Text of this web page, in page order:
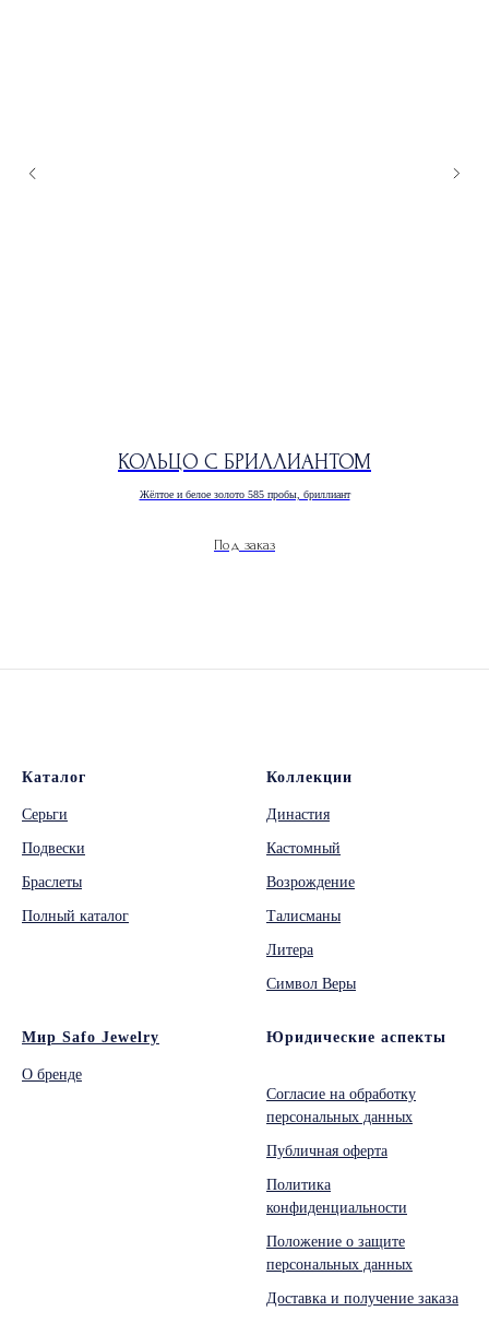
КОЛЬЦО С БРИЛЛИАНТОМ
Жёлтое и белое золото 585 пробы, бриллиант
Каталог
Серьги
Подвески
Браслеты
Полный каталог
Коллекции
Династия
Кастомный
Возрождение
Талисманы
Литера
Символ Веры
Мир Safo Jewelry
О бренде
Юридические аспекты
Согласие на обработку
персональных данных
Публичная оферта
Политика
конфиденциальности
Положение о защите
персональных данных
Доставка и получение заказа